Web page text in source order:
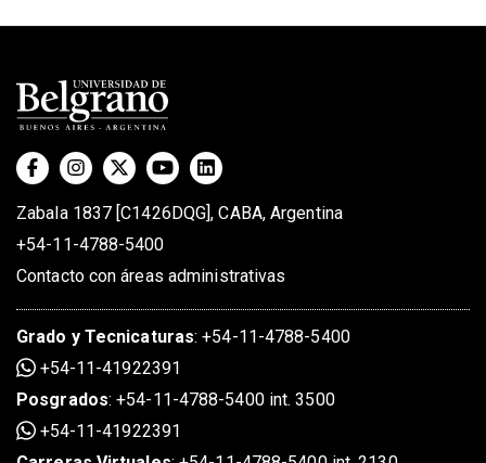
Zabala 1837 [C1426DQG], CABA, Argentina
+54-11-4788-5400
Contacto con áreas administrativas
Grado y Tecnicaturas:+54-11-4788-5400
+54-11-41922391
Posgrados:+54-11-4788-5400 int. 3500
+54-11-41922391